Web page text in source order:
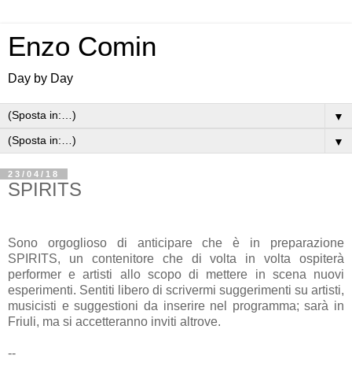
Enzo Comin
Day by Day
▼
▼
23/04/18
SPIRITS
Sono orgoglioso di anticipare che è in preparazione
SPIRITS, un contenitore che di volta in volta ospiterà
performer e artisti allo scopo di mettere in scena nuovi
esperimenti. Sentiti libero di scrivermi suggerimenti su artisti,
musicisti e suggestioni da inserire nel programma; sarà in
Friuli, ma si accetteranno inviti altrove.
--